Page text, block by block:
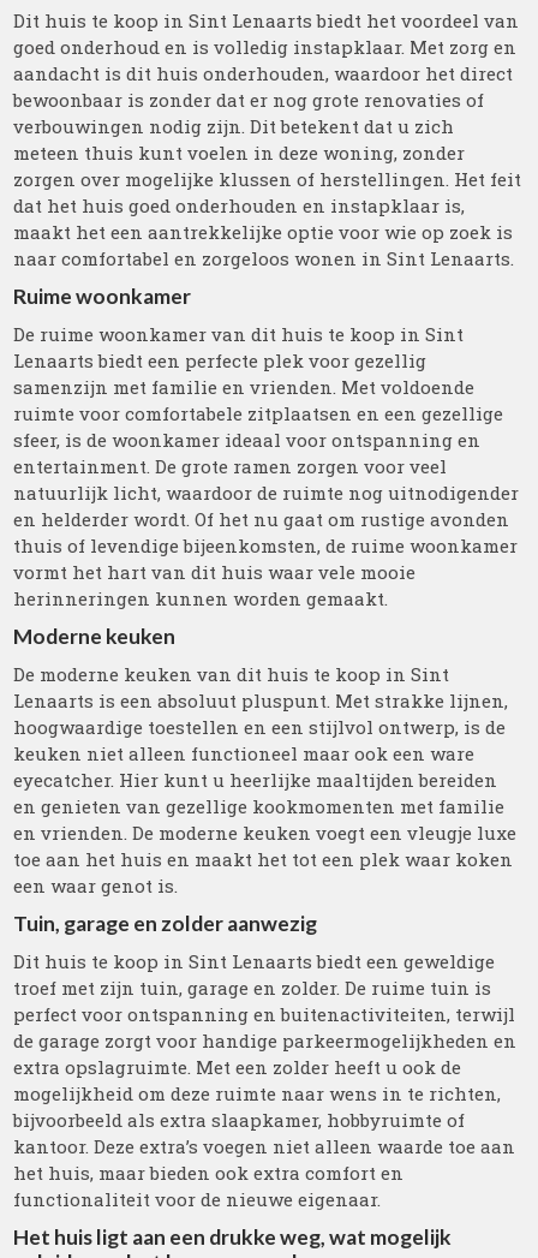
Dit huis te koop in Sint Lenaarts biedt het voordeel van
goed onderhoud en is volledig instapklaar. Met zorg en
aandacht is dit huis onderhouden, waardoor het direct
bewoonbaar is zonder dat er nog grote renovaties of
verbouwingen nodig zijn. Dit betekent dat u zich
meteen thuis kunt voelen in deze woning, zonder
zorgen over mogelijke klussen of herstellingen. Het feit
dat het huis goed onderhouden en instapklaar is,
maakt het een aantrekkelijke optie voor wie op zoek is
naar comfortabel en zorgeloos wonen in Sint Lenaarts.
Ruime woonkamer
De ruime woonkamer van dit huis te koop in Sint
Lenaarts biedt een perfecte plek voor gezellig
samenzijn met familie en vrienden. Met voldoende
ruimte voor comfortabele zitplaatsen en een gezellige
sfeer, is de woonkamer ideaal voor ontspanning en
entertainment. De grote ramen zorgen voor veel
natuurlijk licht, waardoor de ruimte nog uitnodigender
en helderder wordt. Of het nu gaat om rustige avonden
thuis of levendige bijeenkomsten, de ruime woonkamer
vormt het hart van dit huis waar vele mooie
herinneringen kunnen worden gemaakt.
Moderne keuken
De moderne keuken van dit huis te koop in Sint
Lenaarts is een absoluut pluspunt. Met strakke lijnen,
hoogwaardige toestellen en een stijlvol ontwerp, is de
keuken niet alleen functioneel maar ook een ware
eyecatcher. Hier kunt u heerlijke maaltijden bereiden
en genieten van gezellige kookmomenten met familie
en vrienden. De moderne keuken voegt een vleugje luxe
toe aan het huis en maakt het tot een plek waar koken
een waar genot is.
Tuin, garage en zolder aanwezig
Dit huis te koop in Sint Lenaarts biedt een geweldige
troef met zijn tuin, garage en zolder. De ruime tuin is
perfect voor ontspanning en buitenactiviteiten, terwijl
de garage zorgt voor handige parkeermogelijkheden en
extra opslagruimte. Met een zolder heeft u ook de
mogelijkheid om deze ruimte naar wens in te richten,
bijvoorbeeld als extra slaapkamer, hobbyruimte of
kantoor. Deze extra’s voegen niet alleen waarde toe aan
het huis, maar bieden ook extra comfort en
functionaliteit voor de nieuwe eigenaar.
Het huis ligt aan een drukke weg, wat mogelijk